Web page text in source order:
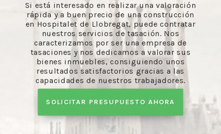
Si está interesado en realizar una valoración
rápida y a buen precio de una construcción
en Hospitalet de Llobregat, puede contratar
nuestros servicios de tasación. Nos
caracterizamos por ser una empresa de
tasaciones y nos dedicamos a valorar sus
bienes inmuebles, consiguiendo unos
resultados satisfactorios gracias a las
capacidades de nuestros trabajadores.
SOLICITAR PRESUPUESTO AHORA